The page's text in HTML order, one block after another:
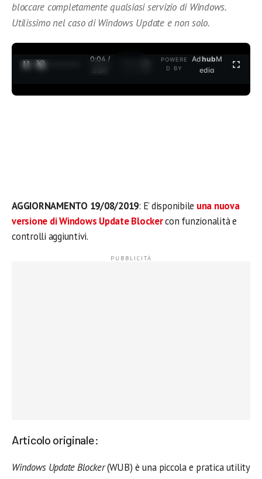
bloccare completamente qualsiasi servizio di Windows.
Utilissimo nel caso di Windows Update e non solo.
0:05 /
3:37
POWERE
D BY
AdhubM
edia
AGGIORNAMENTO 19/08/2019: E’ disponibile una nuova
versione di Windows Update Blockercon funzionalità e
controlli aggiuntivi.
Articolo originale:
Windows Update Blocker(WUB) è una piccola e pratica utility